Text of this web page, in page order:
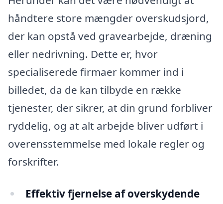
håndtere store mængder overskudsjord,
der kan opstå ved gravearbejde, dræning
eller nedrivning. Dette er, hvor
specialiserede firmaer kommer ind i
billedet, da de kan tilbyde en række
tjenester, der sikrer, at din grund forbliver
ryddelig, og at alt arbejde bliver udført i
overensstemmelse med lokale regler og
forskrifter.
Effektiv fjernelse af overskydende